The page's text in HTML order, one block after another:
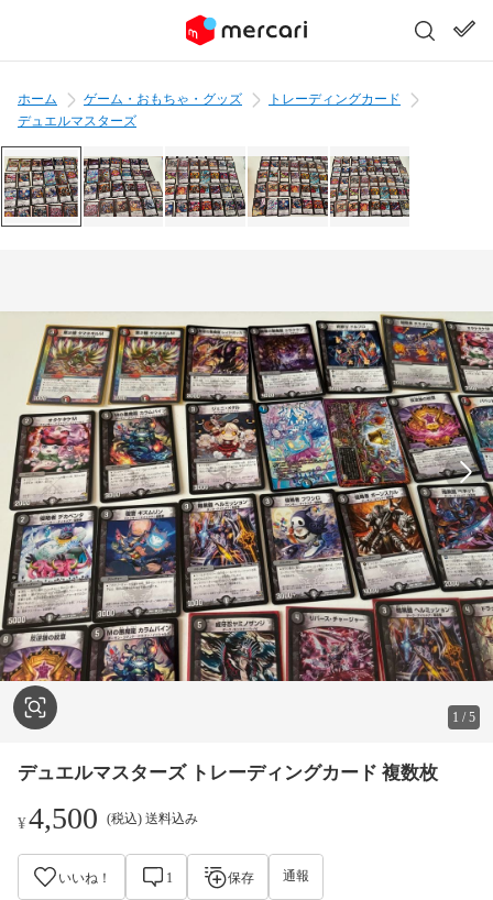
ホーム ゲーム・おもちゃ・グッズ
トレーディングカード
デュエルマスターズ
1 /5
デュエルマスターズ トレーディングカード 複数枚
¥4,500 (税込) 送料込み
いいね！ 1 保存 通報